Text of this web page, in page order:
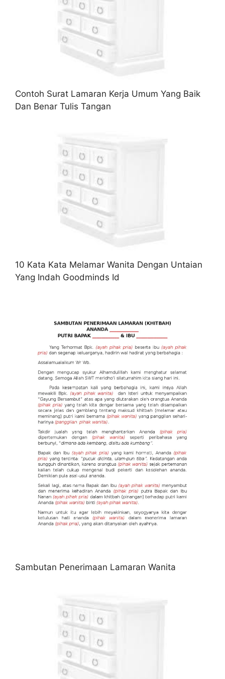
Contoh Surat Lamaran Kerja Umum Yang Baik
Dan Benar Tulis Tangan
10 Kata Kata Melamar Wanita Dengan Untaian
Yang Indah Goodminds Id
Sambutan Penerimaan Lamaran Wanita